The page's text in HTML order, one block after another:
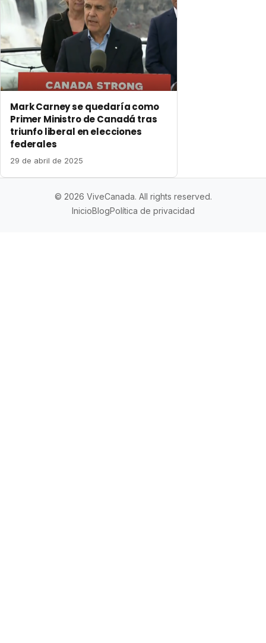
Mark Carney se quedaría como
Primer Ministro de Canadá tras
triunfo liberal en elecciones
federales
29 de abril de 2025
© 2026 ViveCanada. All rights reserved.
InicioBlogPolítica de privacidad